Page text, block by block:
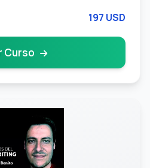
197 USD
Curso